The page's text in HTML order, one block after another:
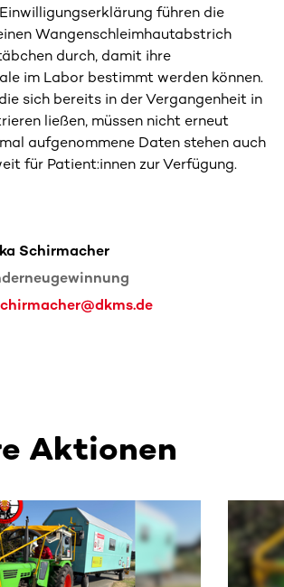
führen die
Wangenschleimhautabstrich
durch, damit ihre
im Labor bestimmt werden können.
sich bereits in der Vergangenheit in
ließen, müssen nicht erneut
aufgenommene Daten stehen auch
für Patient:innen zur Verfügung.
Schirmacher
Aktionen
enthält horizontal scrollbare Inhalte.